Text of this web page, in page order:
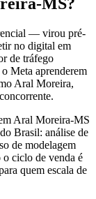
— virou pré-
no digital em
de tráfego
Meta aprenderem
Aral Moreira,
Aral Moreira-MS
Brasil: análise de
de modelagem
ciclo de venda é
quem escala de